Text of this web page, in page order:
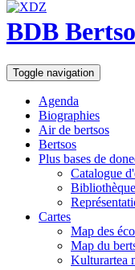
BDB
Toggle navigation
Agenda
Biographies
Air de bertsos
Bertsos
Plus bases de
Catalogue
Bibliothèque
Cartes
Map des
Map du
Kulturartea